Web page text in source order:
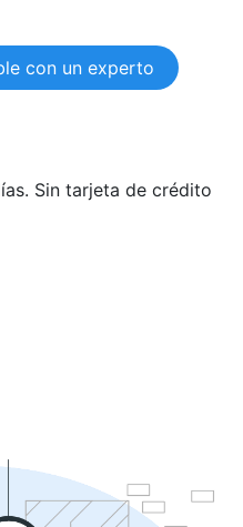
con un experto
Sin tarjeta de crédito